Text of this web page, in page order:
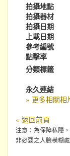
拍攝地點
拍攝器材
拍攝日期
上載日期
參考編號
點擊率
分類標籤
永久連結
» 更多相關相
« 返回前頁
注意：為保障私隱
非必要之人臉模糊